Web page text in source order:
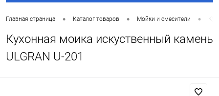
Главная страница • Каталог товаров • Мойки и смесители •
Кухонная моика искуственный камень
ULGRAN U-201